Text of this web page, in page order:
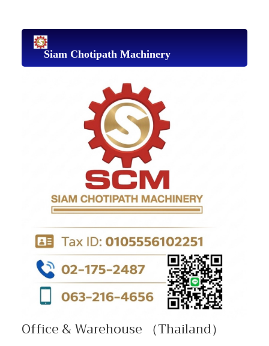
Siam Chotipath Machinery
Office & Warehouse （Thailand）